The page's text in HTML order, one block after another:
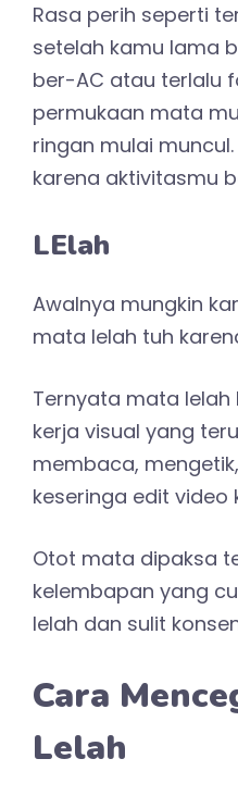
Rasa perih seperti
setelah kamu lama
ber-AC atau terlalu
permukaan mata
ringan mulai
karena aktivitasmu
LElah
Awalnya mungkin
mata lelah tuh
Ternyata mata
kerja visual yang
membaca,
keseringa edit video
Otot mata dipaksa
kelembapan yang
lelah dan sulit
Cara
Lelah